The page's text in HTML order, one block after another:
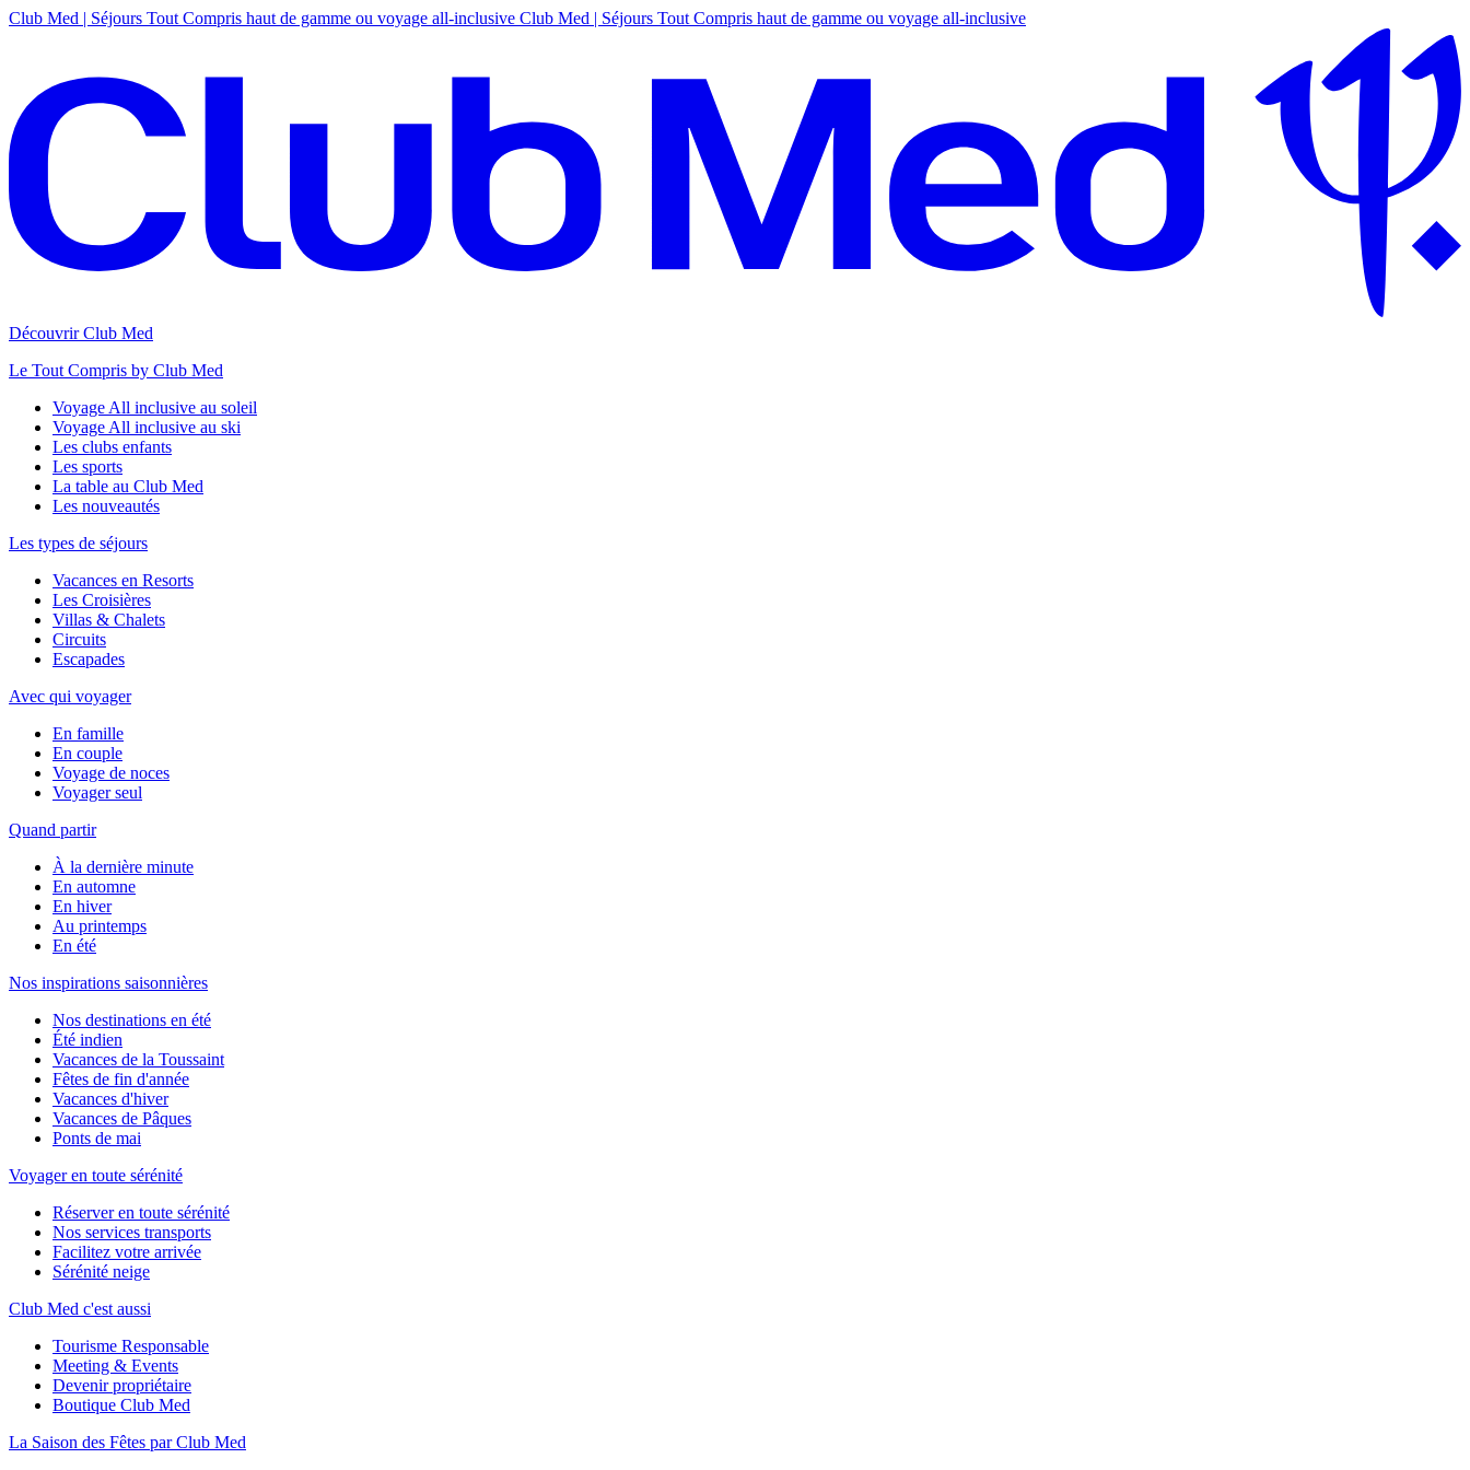
Club Med | Séjours Tout Compris haut de gamme ou voyage all-inclusive Club Med | Séjours Tout Compris haut de gamme ou voyage all-inclusive
Découvrir Club Med
Le Tout Compris by Club Med
Voyage All inclusive au soleil
Voyage All inclusive au ski
Les clubs enfants
Les sports
La table au Club Med
Les nouveautés
Les types de séjours
Vacances en Resorts
Les Croisières
Villas & Chalets
Circuits
Escapades
Avec qui voyager
En famille
En couple
Voyage de noces
Voyager seul
Quand partir
À la dernière minute
En automne
En hiver
Au printemps
En été
Nos inspirations saisonnières
Nos destinations en été
Été indien
Vacances de la Toussaint
Fêtes de fin d'année
Vacances d'hiver
Vacances de Pâques
Ponts de mai
Voyager en toute sérénité
Réserver en toute sérénité
Nos services transports
Facilitez votre arrivée
Sérénité neige
Club Med c'est aussi
Tourisme Responsable
Meeting & Events
Devenir propriétaire
Boutique Club Med
La Saison des Fêtes par Club Med